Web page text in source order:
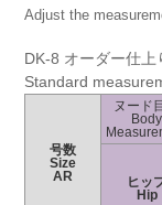
Adjust the
DK-8 オーダー仕
Standard
号数
Size
AR
ヌード
Body
ヒッ
Hip